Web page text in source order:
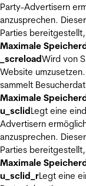
Party-Advertisern
anzusprechen.
Parties
Maximale
_screloadWird von
Website
sammelt
Maximale
u_sclidLegt eine
Advertisern
anzusprechen.
Parties
Maximale
u_sclid_rLegt eine